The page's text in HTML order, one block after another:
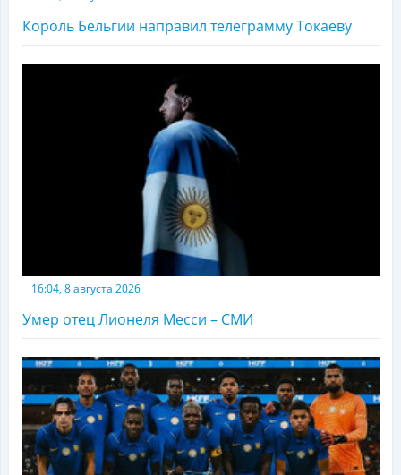
Король Бельгии направил телеграмму Токаеву
16:04, 8 августа 2026
Умер отец Лионеля Месси – СМИ